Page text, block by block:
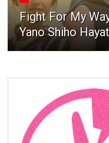
Fight For My
Yano Shiho